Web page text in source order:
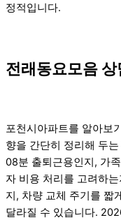
정적입니다.
전래동요모음
포천시아파트를 알아보
향을 간단히 정리해 두
08분 출퇴근용인지, 가
자 비용 처리를 고려하
지, 차량 교체 주기를 짧
달라질 수 있습니다.